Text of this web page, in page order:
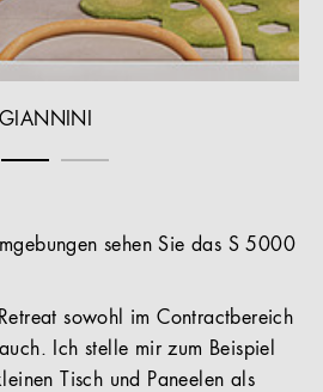
sehen Sie das S 5000
sowohl im Contractbereich
Ich stelle mir zum Beispiel
Tisch und Paneelen als